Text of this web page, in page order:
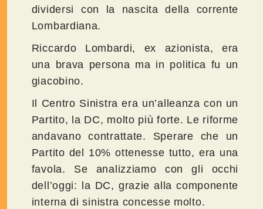
dividersi con la nascita della corrente
Lombardiana.
Riccardo Lombardi, ex azionista, era
una brava persona ma in politica fu un
giacobino.
Il Centro Sinistra era un’alleanza con un
Partito, la DC, molto più forte. Le riforme
andavano contrattate. Sperare che un
Partito del 10% ottenesse tutto, era una
favola. Se analizziamo con gli occhi
dell’oggi: la DC, grazie alla componente
interna di sinistra concesse molto.